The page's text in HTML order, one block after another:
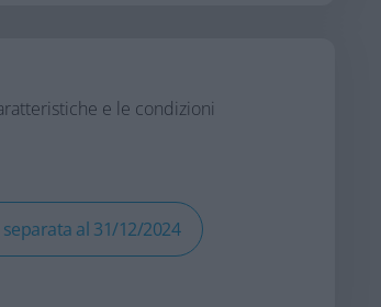
e le condizioni
al 31/12/2024